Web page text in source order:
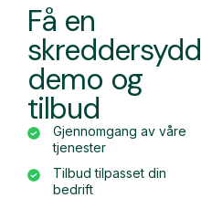
Få en
skreddersydd
demo og
tilbud
Gjennomgang av våre
tjenester
Tilbud tilpasset din
bedrift